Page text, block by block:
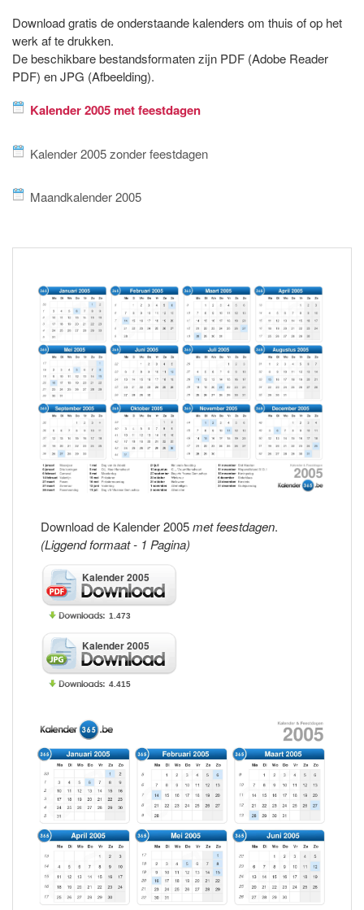
Download gratis de onderstaande kalenders om thuis of op het
werk af te drukken.
De beschikbare bestandsformaten zijn PDF (Adobe Reader
PDF) en JPG (Afbeelding).
Kalender 2005 met feestdagen
Kalender 2005 zonder feestdagen
Maandkalender 2005
Download de Kalender 2005met feestdagen.
(Liggend formaat - 1 Pagina)
Kalender 2005
1.473
Kalender 2005
4.415